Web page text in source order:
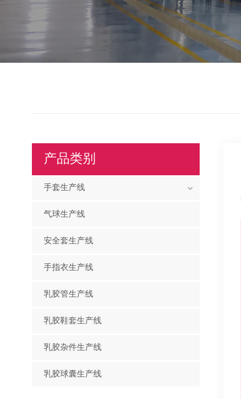
产品类别
手套生产线
气球生产线
安全套生产线
手指衣生产线
乳胶管生产线
乳胶鞋套生产线
乳胶杂件生产线
乳胶球囊生产线